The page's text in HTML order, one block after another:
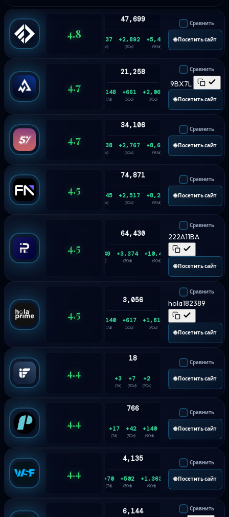
4.8
47,699
+737
(7d)
+2,892
(30d)
+5,459
(90d)
Сравнить
🌐 Посетить сайт
4.7
21,258
+148
(7d)
+661
(30d)
+2,063
(90d)
Сравнить
9BX7L
🌐 Посетить сайт
4.7
34,106
+538
(7d)
+2,767
(30d)
+8,668
(90d)
Сравнить
🌐 Посетить сайт
4.5
74,871
+545
(7d)
+2,517
(30d)
+8,228
(90d)
Сравнить
🌐 Посетить сайт
4.5
64,430
+749
(7d)
+3,374
(30d)
+10,445
(90d)
Сравнить
222A11BA
🌐 Посетить сайт
4.5
3,056
+140
(7d)
+617
(30d)
+1,815
(90d)
Сравнить
hola182389
🌐 Посетить сайт
4.4
18
+3
(7d)
+7
(30d)
+2
(90d)
Сравнить
🌐 Посетить сайт
4.4
766
+17
(7d)
+42
(30d)
+140
(90d)
Сравнить
🌐 Посетить сайт
4.4
4,135
+70
(7d)
+502
(30d)
+1,363
(90d)
Сравнить
🌐 Посетить сайт
6,144 Сравнить